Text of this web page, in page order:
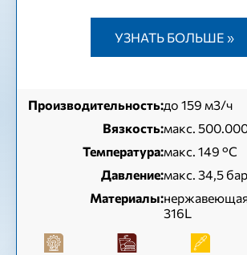
УЗНАТЬ БОЛЬШЕ »
Производительность:до 159 м3/ч
Вязкость:макс.
Температура:макс. 149 °C
Давление:макс. 34,5 бар
Материалы:
316L